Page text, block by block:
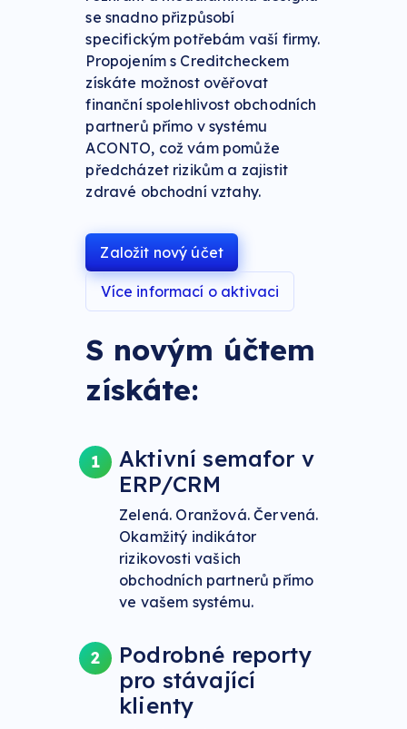
se snadno přizpůsobí
specifickým potřebám vaší firmy.
Propojením s Creditcheckem
získáte možnost ověřovat
finanční spolehlivost obchodních
partnerů přímo v systému
ACONTO, což vám pomůže
předcházet rizikům a zajistit
zdravé obchodní vztahy.
Založit nový účet
Více informací o aktivaci
S novým účtem
získáte:
1
Aktivní semafor v
ERP/CRM
Zelená. Oranžová. Červená.
Okamžitý indikátor
rizikovosti vašich
obchodních partnerů přímo
ve vašem systému.
2
Podrobné reporty
pro stávající
klienty